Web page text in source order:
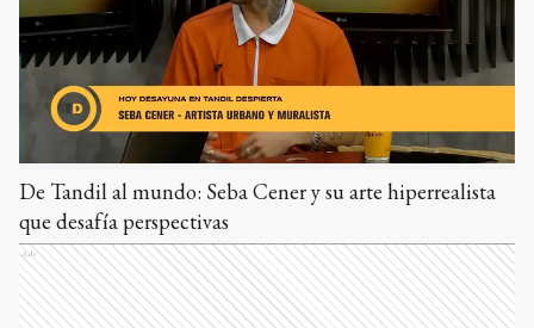
De Tandil al mundo: Seba Cener y su arte hiperrealista
que desafía perspectivas
Ads